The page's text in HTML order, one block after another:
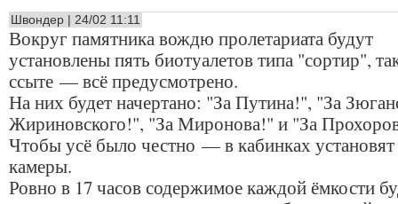
Швондер | 24/02 11:11
Вокруг памятника вождю пролетариата будут
установлены пять биотуалетов типа "сортир",
ссыте — всё предусмотрено.
На них будет начертано: "За Путина!", "За
Жириновского!", "За Миронова!" и "За
Чтобы усё было честно — в кабинках установят
камеры.
Ровно в 17 часов содержимое каждой ёмкости